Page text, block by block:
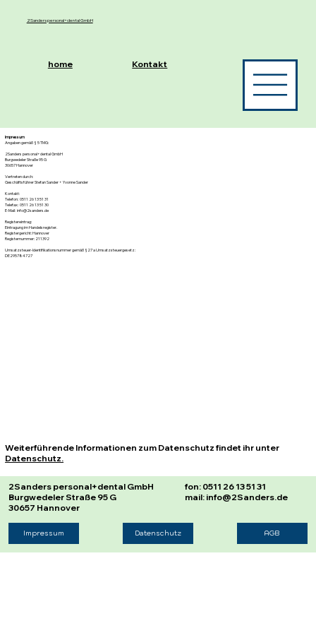
2Sanders personal+dental GmbH
Kontakt
home
Impressum
Angaben gemäß § 5 TMG:
2Sanders personal+dental GmbH
Burgwedeler Straße 95 G
30657 Hannover
Vertreten durch:
Geschäftsführer Stefan Sander + Yvonne Sander
Kontakt:
Telefon: 0511 26 13 51 31
Telefax: 0511 26 13 51 30
E-Mail:info@2sanders.de
Registereintrag:
Eintragung im Handelsregister.
Registergericht: Hannover
Registernummer: 211392
Umsatzsteuer-Identifikationsnummer gemäß §27 a Umsatzsteuergesetz:
DE295784727
Weiterführende Informationen zum Datenschutz findet ihr unter
Datenschutz.
2Sanders personal+dental GmbH
Burgwedeler Straße 95 G
30657 Hannover
fon: 0511 26 13 51 31
mail: info@2Sanders.de
Impressum Datenschutz AGB